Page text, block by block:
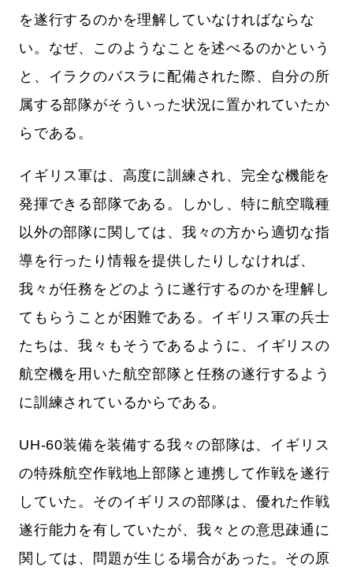
を遂行するのかを理解していなければならな
い。なぜ、このようなことを述べるのかという
と、イラクのバスラに配備された際、自分の所
属する部隊がそういった状況に置かれていたか
らである。
イギリス軍は、高度に訓練され、完全な機能を
発揮できる部隊である。しかし、特に航空職種
以外の部隊に関しては、我々の方から適切な指
導を行ったり情報を提供したりしなければ、
我々が任務をどのように遂行するのかを理解し
てもらうことが困難である。イギリス軍の兵士
たちは、我々もそうであるように、イギリスの
航空機を用いた航空部隊と任務の遂行するよう
に訓練されているからである。
UH-60装備を装備する我々の部隊は、イギリス
の特殊航空作戦地上部隊と連携して作戦を遂行
していた。そのイギリスの部隊は、優れた作戦
遂行能力を有していたが、我々との意思疎通に
関しては、問題が生じる場合があった。その原